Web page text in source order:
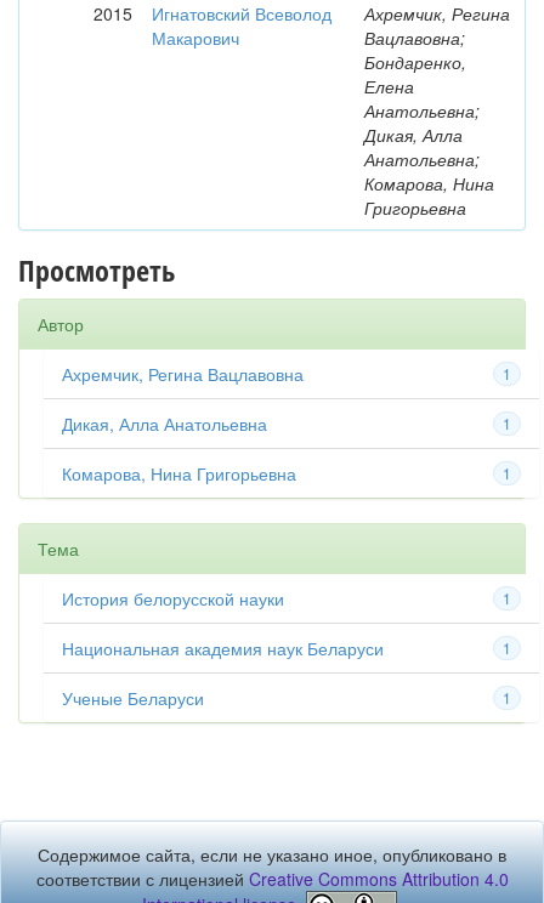
2015
Игнатовский Всеволод
Макарович
Ахремчик, Регина
Вацлавовна;
Бондаренко,
Елена
Анатольевна;
Дикая, Алла
Анатольевна;
Комарова, Нина
Григорьевна
Просмотреть
Автор
1
Ахремчик, Регина Вацлавовна
1
Дикая, Алла Анатольевна
1
Комарова, Нина Григорьевна
Тема
1
История белорусской науки
1
Национальная академия наук Беларуси
1
Ученые Беларуси
Содержимое сайта, если не указано иное, опубликовано в
соответствии с лицензиейCreative Commons Attribution 4.0